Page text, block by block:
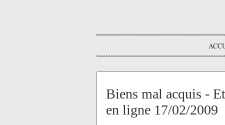
Biens mal acquis -
en ligne 17/02/2009